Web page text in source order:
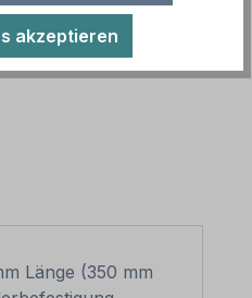
Mehr
akzeptieren